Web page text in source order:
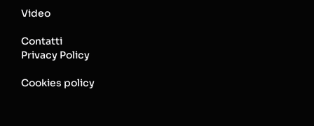
Video
Contatti
Privacy Policy
Cookies policy